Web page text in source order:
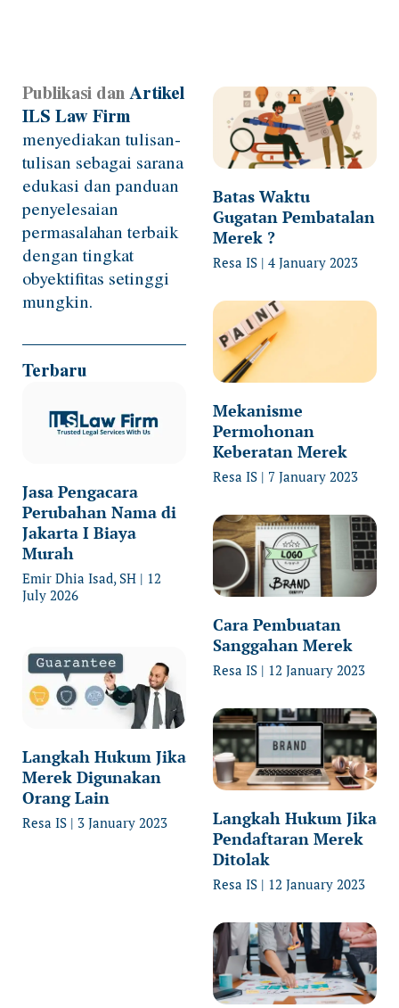
Publikasi danArtikel
ILS Law Firm
menyediakan tulisan-
tulisan sebagai sarana
edukasi dan panduan
penyelesaian
permasalahan terbaik
dengan tingkat
obyektifitas setinggi
mungkin.
Terbaru
Jasa Pengacara
Perubahan Nama di
Jakarta I Biaya
Murah
Emir Dhia Isad, SH
12
July 2026
Langkah Hukum Jika
Merek Digunakan
Orang Lain
Resa IS 3 January 2023
Batas Waktu
Gugatan Pembatalan
Merek ?
Resa IS 4 January 2023
Mekanisme
Permohonan
Keberatan Merek
Resa IS 7 January 2023
Cara Pembuatan
Sanggahan Merek
Resa IS 12 January 2023
Langkah Hukum Jika
Pendaftaran Merek
Ditolak
Resa IS 12 January 2023
PagePagePage Page